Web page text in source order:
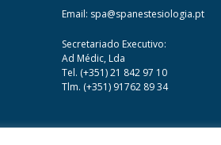
Email: spa@spanestesiologia.pt
Secretariado Executivo:
Ad Médic, Lda
Tel. (+351) 21 842 97 10
Tlm. (+351) 91762 89 34